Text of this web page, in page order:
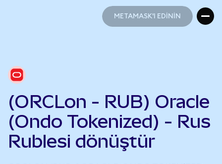
METAMASK'I EDİNİN
(ORCLon - RUB) Oracle
(Ondo Tokenized) - Rus
Rublesi dönüştür